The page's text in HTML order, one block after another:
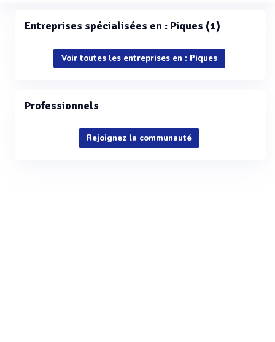
Entreprises spécialisées en : Piques (1)
Voir toutes les entreprises en : Piques
Professionnels
Rejoignez la communauté